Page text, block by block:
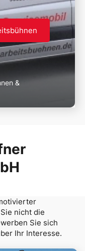
&
nicht die
Sie sich
Ihr Interesse.